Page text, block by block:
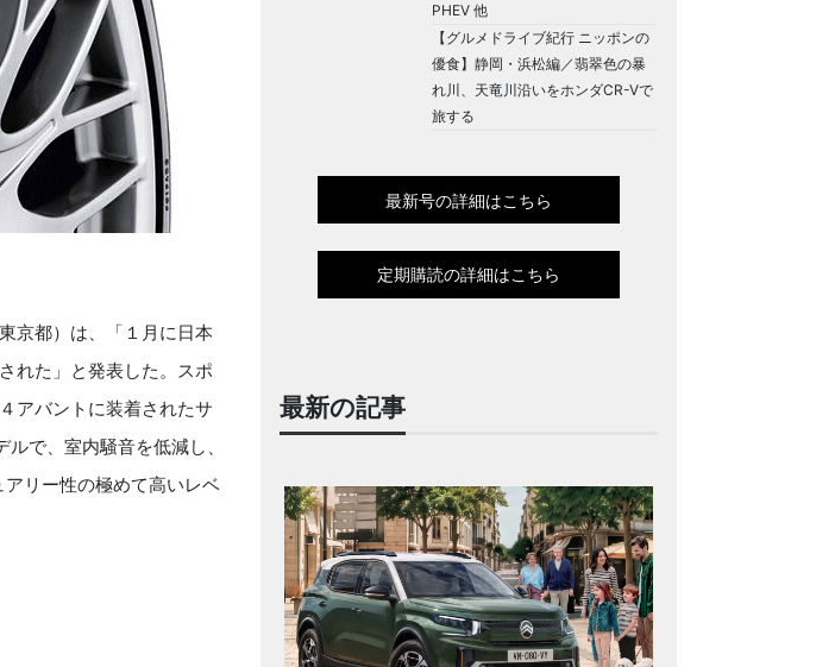
京都）は、「１月に日本
れた」と発表した。スポ
アバントに装着されたサ
で、室内騒音を低減し、
リー性の極めて高いレベ
PHEV 他
【グルメドライブ紀行 ニッポンの
優食】静岡・浜松編／翡翠色の暴
れ川、天竜川沿いをホンダCR-Vで
旅する
最新号の詳細はこちら
定期購読の詳細はこちら
最新の記事